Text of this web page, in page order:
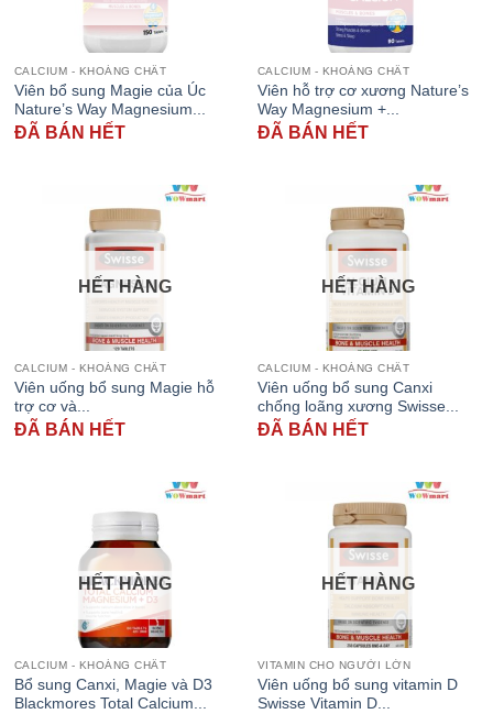
CALCIUM - KHOÁNG CHẤT
Viên bổ sung Magie của Úc
Nature’s Way Magnesium...
ĐÃ BÁN HẾT
CALCIUM - KHOÁNG CHẤT
Viên hỗ trợ cơ xương Nature’s
Way Magnesium +...
ĐÃ BÁN HẾT
HẾT HÀNG
CALCIUM - KHOÁNG CHẤT
Viên uống bổ sung Magie hỗ
trợ cơ và...
ĐÃ BÁN HẾT
HẾT HÀNG
CALCIUM - KHOÁNG CHẤT
Viên uống bổ sung Canxi
chống loãng xương Swisse...
ĐÃ BÁN HẾT
HẾT HÀNG
CALCIUM - KHOÁNG CHẤT
Bổ sung Canxi, Magie và D3
Blackmores Total Calcium...
HẾT HÀNG
VITAMIN CHO NGƯỜI LỚN
Viên uống bổ sung vitamin D
Swisse Vitamin D...